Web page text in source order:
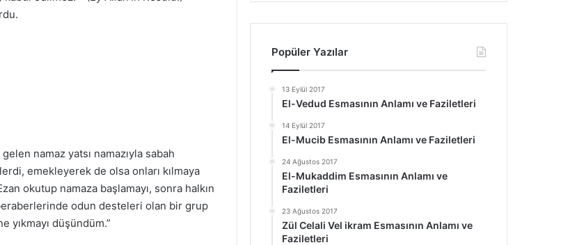
namaz yatsı namazıyla sabah
emekleyerek de olsa onları kılmaya
okutup namaza başlamayı, sonra halkın
beraberlerinde odun desteleri olan bir grup
düşündüm.”
Popüler Yazılar
13 Eylül 2017
El-Vedud Esmasının Anlamı ve Faziletleri
14 Eylül 2017
El-Mucib Esmasının Anlamı ve Faziletleri
24 Ağustos 2017
El-Mukaddim Esmasının Anlamı ve
Faziletleri
23 Ağustos 2017
Zül Celali Vel ikram Esmasının Anlamı ve
Faziletleri